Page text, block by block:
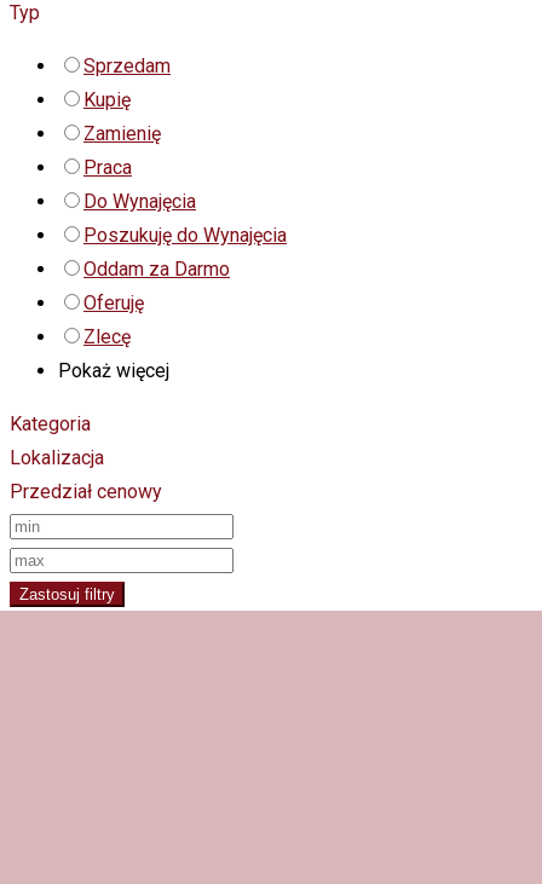
Typ
Sprzedam
Kupię
Zamienię
Praca
Do Wynajęcia
Poszukuję do Wynajęcia
Oddam za Darmo
Oferuję
Zlecę
Pokaż więcej
Kategoria
Lokalizacja
Przedział cenowy
Zastosuj filtry